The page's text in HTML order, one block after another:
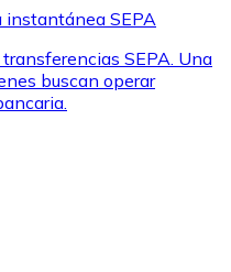
instantánea SEPA
SEPA. Una
buscan operar